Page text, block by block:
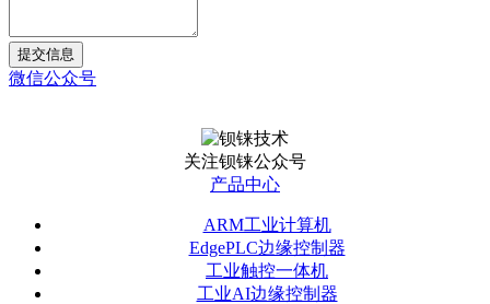
提交信息
微信公众号
关注钡铼公众号
产品中心
ARM工业计算机
EdgePLC边缘控制器
工业触控一体机
工业AI边缘控制器